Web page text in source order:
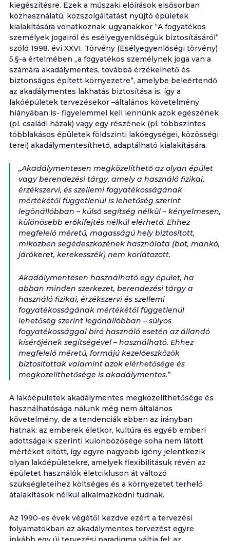
kiegészítésre. Ezek a műszaki előírások elsősorban
közhasználatú, közszolgáltatást nyújtó épületek
kialakítására vonatkoznak, ugyanakkor “A fogyatékos
személyek jogairól és esélyegyenlőségük biztosításáról”
szóló 1998. évi XXVI. Törvény (Esélyegyenlőségi törvény)
5.§-a értelmében „a fogyatékos személynek joga van a
számára akadálymentes, továbbá érzékelhető és
biztonságos épített környezetre”, amelybe beleértendő
az akadálymentes lakhatás biztosítása is, így a
lakóépületek tervezésekor –általános követelmény
hiányában is- figyelemmel kell lennünk azok egészének
(pl. családi házak) vagy egy részének (pl. többszintes
többlakásos épületek földszinti lakóegységei, közösségi
terei) akadálymentesíthető, adaptálható kialakítására.
„Akadálymentesen megközelíthető az olyan épület
vagy berendezési tárgy, amely a használó fizikai,
érzékszervi, és szellemi fogyatékosságának
mértékétől függetlenül is lehetőség szerint
legönállóbban – külső segítség nélkül – kényelmesen,
különösebb erőkifejtés nélkül elérhető. Ehhez
megfelelő méretű, magasságú hely biztosított,
miközben segédeszközének használata (bot, mankó,
járókeret, kerekesszék) nem korlátozott.
Akadálymentesen használható egy épület, ha
abban minden szerkezet, berendezési tárgy a
használó fizikai, érzékszervi és szellemi
fogyatékosságának mértékétől függetlenül
lehetőség szerint legönállóbban – súlyos
fogyatékossággal bíró használó esetén az állandó
kísérőjének segítségével – használható. Ehhez
megfelelő méretű, formájú kezelőeszközök
biztosítottak valamint azok elérhetősége és
megközelíthetősége is akadálymentes.”
A lakóépületek akadálymentes megközelíthetősége és
használhatósága nálunk még nem általános
követelmény, de a tendenciák ebben az irányban
hatnak: az emberek életkor, kultúra és egyéb emberi
adottságaik szerinti különbözősége soha nem látott
mértéket öltött, így egyre nagyobb igény jelentkezik
olyan lakóépületekre, amelyek flexibilitásuk révén az
épületet használók életcikluson át változó
szükségleteihez költséges és a környezetet terhelő
átalakítások nélkül alkalmazkodni tudnak.
Az 1990-es évek végétől kezdve ezért a tervezési
folyamatokban az akadálymentes tervezést egyre